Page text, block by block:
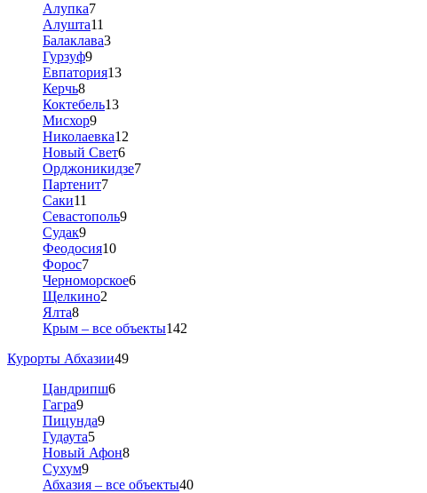
Алупка7
Алушта11
Балаклава3
Гурзуф9
Евпатория13
Керчь8
Коктебель13
Мисхор9
Николаевка12
Новый Свет6
Орджоникидзе7
Партенит7
Саки11
Севастополь9
Судак9
Феодосия10
Форос7
Черноморское6
Щелкино2
Ялта8
Крым – все объекты142
Курорты Абхазии49
Цандрипш6
Гагра9
Пицунда9
Гудаута5
Новый Афон8
Сухум9
Абхазия – все объекты40